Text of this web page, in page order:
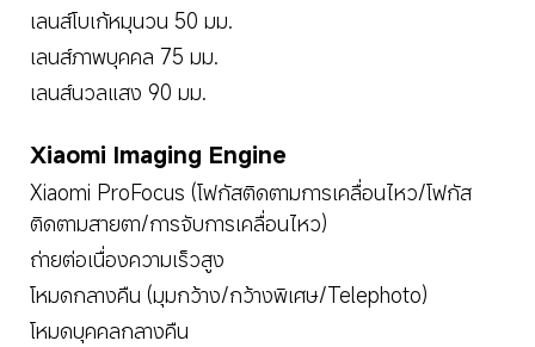
เลนส์โบเก้หมุนวน 50 มม.
เลนส์ภาพบุคคล 75 มม.
เลนส์นวลแสง 90 มม.
Xiaomi Imaging Engine
Xiaomi ProFocus (โฟกัสติดตามการเคลื่อนไหว/โฟกัส
ติดตามสายตา/การจับการเคลื่อนไหว)
ถ่ายต่อเนื่องความเร็วสูง
โหมดกลางคืน (มุมกว้าง/กว้างพิเศษ/Telephoto)
โหมดบุคคลกลางคืน